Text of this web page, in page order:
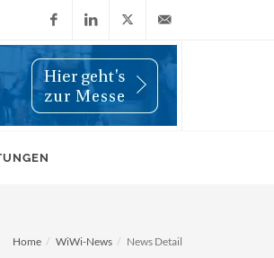
FacebookLinkedIn
X
(Twitter)
info@wiwi-
Home WiWi-News News Detail